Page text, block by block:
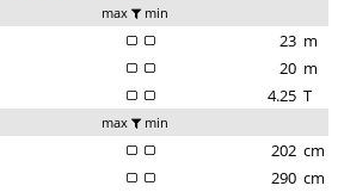
max min
23 m
20 m
4.25 T
max min
202 cm
290 cm